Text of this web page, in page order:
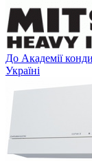
До Академії
Україні